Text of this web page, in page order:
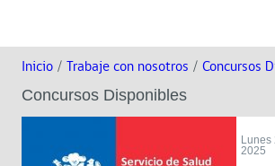
Inicio / Trabaje con nosotros / Concursos
Concursos Disponibles
Lunes
2025